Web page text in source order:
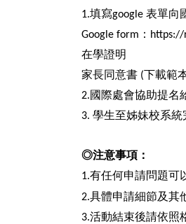
1.填寫google 表單向
Google form ： https://
在學證明
家長同意書 (下載範
2.國際處會協助提名
3. 學生至姊妹校系統
◎注意事項：
1.有任何申請問題可
2.具體申請細節及其
3.活動結束後請依照